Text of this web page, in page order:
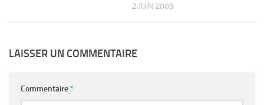
2 JUIN 2009
LAISSER UN COMMENTAIRE
Commentaire*